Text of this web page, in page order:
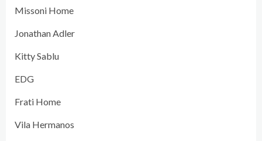
Missoni Home
Jonathan Adler
Kitty Sablu
EDG
Frati Home
Vila Hermanos